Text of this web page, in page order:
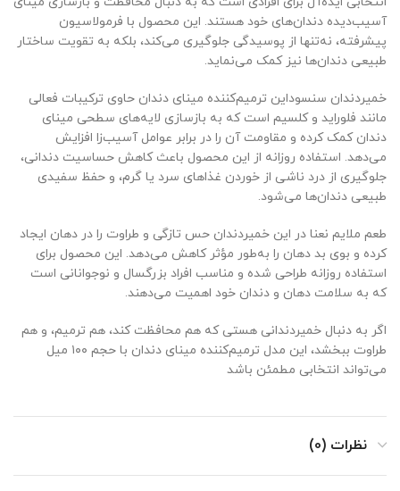
آسیب‌دیده دندان‌های خود هستند. این محصول با فرمولاسیون
پیشرفته، نه‌تنها از پوسیدگی جلوگیری می‌کند، بلکه به تقویت ساختار
طبیعی دندان‌ها نیز کمک می‌نماید.
خمیردندان سنسوداین ترمیم‌کننده مینای دندان حاوی ترکیبات فعالی
مانند فلوراید و کلسیم است که به بازسازی لایه‌های سطحی مینای
دندان کمک کرده و مقاومت آن را در برابر عوامل آسیب‌زا افزایش
می‌دهد. استفاده روزانه از این محصول باعث کاهش حساسیت دندانی،
جلوگیری از درد ناشی از خوردن غذاهای سرد یا گرم، و حفظ سفیدی
طبیعی دندان‌ها می‌شود.
طعم ملایم نعنا در این خمیردندان حس تازگی و طراوت را در دهان ایجاد
کرده و بوی بد دهان را به‌طور مؤثر کاهش می‌دهد. این محصول برای
استفاده روزانه طراحی شده و مناسب افراد بزرگسال و نوجوانانی است
که به سلامت دهان و دندان خود اهمیت می‌دهند.
اگر به دنبال خمیردندانی هستی که هم محافظت کند، هم ترمیم، و هم
طراوت ببخشد، این مدل ترمیم‌کننده مینای دندان با حجم ۱۰۰ میل
می‌تواند انتخابی مطمئن باشد
نظرات (0)